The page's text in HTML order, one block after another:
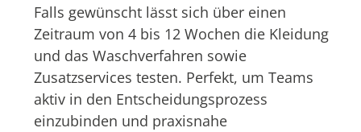
Falls gewünscht lässt sich über einen
Zeitraum von 4 bis 12 Wochen die Kleidung
und das Waschverfahren sowie
Zusatzservices testen. Perfekt, um Teams
aktiv in den Entscheidungsprozess
einzubinden und praxisnahe